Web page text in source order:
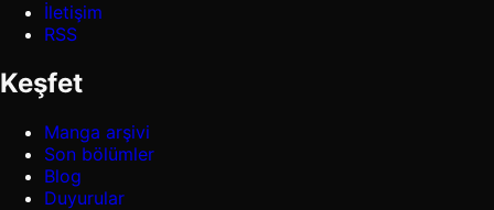
İletişim
RSS
Keşfet
Manga arşivi
Son bölümler
Blog
Duyurular